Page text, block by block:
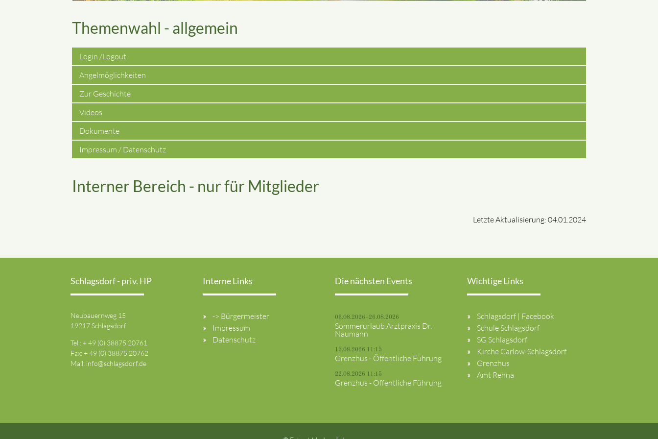
Themenwahl - allgemein
Navigation
überspringen
Login /Logout
Angelmöglichkeiten
Zur Geschichte
Videos
Dokumente
Impressum / Datenschutz
Interner Bereich - nur für Mitglieder
Letzte Aktualisierung: 04.01.2024
Schlagsdorf - priv. HP
Neubauernweg 15
19217 Schlagsdorf
Tel.: + 49 (0) 38875 20761
Fax: + 49 (0) 38875 20762
Mail: info@schlagsdorf.de
Interne Links
-> Bürgermeister
Impressum
Datenschutz
Die nächsten Events
06.08.2026–26.08.2026
Sommerurlaub Arztpraxis Dr.
Naumann
15.08.2026 11:15
Grenzhus - Öffentliche Führung
22.08.2026 11:15
Grenzhus - Öffentliche Führung
Wichtige Links
Schlagsdorf | Facebook
Schule Schlagsdorf
SG Schlagsdorf
Kirche Carlow-Schlagsdorf
Grenzhus
Amt Rehna